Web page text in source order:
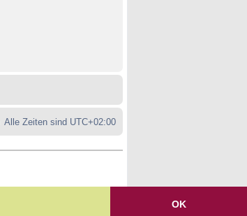
OK
Alle Zeiten sind UTC+02:00